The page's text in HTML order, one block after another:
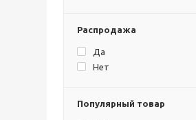
Распродажа
Да
Нет
Популярный товар